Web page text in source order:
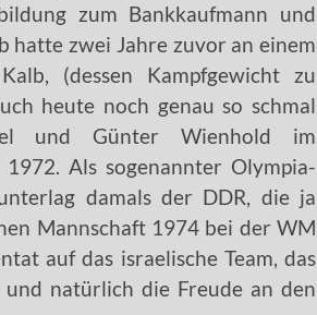
zum Bankkaufmann und
hatte zwei Jahre zuvor an einem
(dessen Kampfgewicht zu
heute noch genau so schmal
und Günter Wienhold im
Als sogenannter Olympia-
damals der DDR, die ja
Mannschaft 1974 bei der WM
auf das israelische Team, das
natürlich die Freude an den